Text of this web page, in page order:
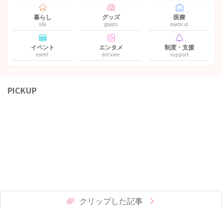
暮らし
life
グッズ
goods
医療
medical
イベント
event
エンタメ
entame
制度・支援
support
PICKUP
クリップした記事